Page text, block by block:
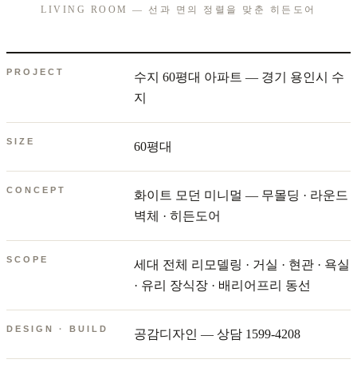
LIVING ROOM — 선과 면의 정렬을 맞춘 히든도어
PROJECT
수지 60평대 아파트 — 경기 용인시 수
지
SIZE 60평대
CONCEPT
화이트 모던 미니멀 — 무몰딩 · 라운드
벽체 · 히든도어
SCOPE
세대 전체 리모델링 · 거실 · 현관 · 욕실
· 유리 장식장 · 배리어프리 동선
DESIGN · BUILD 공감디자인 — 상담 1599-4208